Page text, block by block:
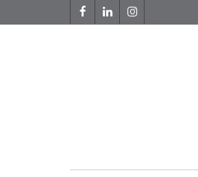
FacebookLinkedInInstagram